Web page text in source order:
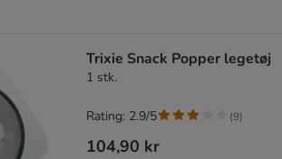
Trixie Snack Popper legetøj
1 stk.
104,90 kr
Rating: 2.9/5 (9)